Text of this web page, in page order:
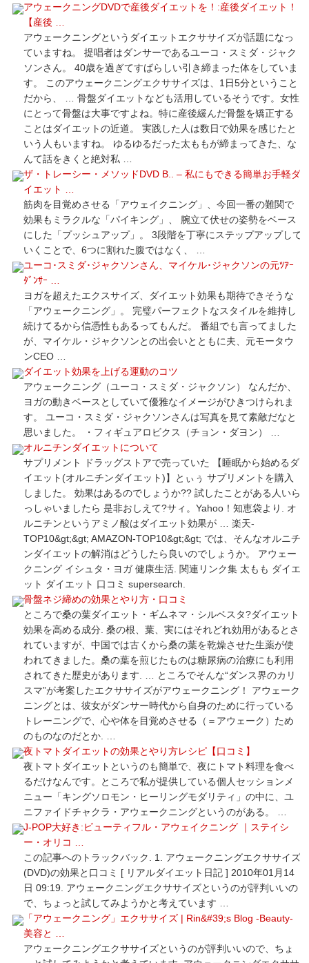
アウェークニングDVDで産後ダイエットを！:産後ダイエット！
【産後 …
アウェークニングというダイエットエクササイズが話題になっ
ていますね。 提唱者はダンサーであるユーコ・スミダ・ジャク
ソンさん。 40歳を過ぎてすばらしい引き締まった体をしていま
す。 このアウェークニングエクササイズは、1日5分ということ
だから、 … 骨盤ダイエットなども活用しているそうです。女性
にとって骨盤は大事ですよね。特に産後緩んだ骨盤を矯正する
ことはダイエットの近道。 実践した人は数日で効果を感じたと
いう人もいますね。 ゆるゆるだった太ももが締まってきた、な
んて話をきくと絶対私 …
ザ・トレーシー・メソッドDVD B.. – 私にもできる簡単お手軽ダ
イエット …
筋肉を目覚めさせる「アウェイクニング」、今回一番の難関で
効果もミラクルな「パイキング」、 腕立て伏せの姿勢をベース
にした「プッシュアップ」。 3段階を丁寧にステップアップして
いくことで、6つに割れた腹ではなく、 …
ユーコ･スミダ･ジャクソンさん、マイケル･ジャクソンの元ﾂｱｰ
ﾀﾞﾝｻｰ …
ヨガを超えたエクスサイズ、ダイエット効果も期待できそうな
「アウェークニング」。 完璧パーフェクトなスタイルを維持し
続けてるから信憑性もあるってもんだ。 番組でも言ってました
が、マイケル・ジャクソンとの出会いとともに夫、元モータウ
ンCEO …
ダイエット効果を上げる運動のコツ
アウェークニング（ユーコ・スミダ・ジャクソン） なんだか、
ヨガの動きベースとしていて優雅なイメージがひきつけられま
す。 ユーコ・スミダ・ジャクソンさんは写真を見て素敵だなと
思いました。 ・フィギュアロビクス（チョン・ダヨン） …
オルニチンダイエットについて
サプリメント ドラッグストアで売っていた 【睡眠から始めるダ
イエット(オルニチンダイエット)】とぃぅ サプリメントを購入
しました。 効果はあるのでしょうか?? 試したことがある人いら
っしゃいましたら 是非おしえて?サィ。Yahoo！知恵袋より. オ
ルニチンというアミノ酸はダイエット効果が … 楽天-
TOP10&gt;&gt; AMAZON-TOP10&gt;&gt; では、そんなオルニチ
ンダイエットの解消はどうしたら良いのでしょうか。 アウェー
クニング イシュタ・ヨガ 健康生活. 関連リンク集 太もも ダイエ
ット ダイエット 口コミ supersearch.
骨盤ネジ締めの効果とやり方・口コミ
ところで桑の葉ダイエット・ギムネマ・シルベスタ?ダイエット
効果を高める成分. 桑の根、葉、実にはそれどれ効用があるとさ
れていますが、中国では古くから桑の葉を乾燥させた生薬が使
われてきました。桑の葉を煎じたものは糖尿病の治療にも利用
されてきた歴史があります. … ところでそんな“ダンス界のカリ
スマ”が考案したエクササイズがアウェークニング！ アウェーク
ニングとは、彼女がダンサー時代から自身のために行っている
トレーニングで、心や体を目覚めさせる（＝アウェーク）ため
のものなのだとか. …
夜トマトダイエットの効果とやり方レシピ【口コミ】
夜トマトダイエットというのも簡単で、夜にトマト料理を食べ
るだけなんです。ところで私が提供している個人セッションメ
ニュー「キングソロモン・ヒーリングモダリティ」の中に、ユ
ニファイドチャクラ・アウェークニングというのがある。 …
J-POP大好き:ビューティフル・アウェイクニング ｜ステイシ
ー・オリコ …
この記事へのトラックバック. 1. アウェークニングエクササイズ
(DVD)の効果と口コミ [ リアルダイエット日記 ] 2010年01月14
日 09:19. アウェークニングエクササイズというのが評判いいの
で、ちょっと試してみようかと考えています …
「アウェークニング」エクササイズ | Rin&#39;s Blog -Beauty-
美容と …
アウェークニングエクササイズというのが評判いいので、ちょ